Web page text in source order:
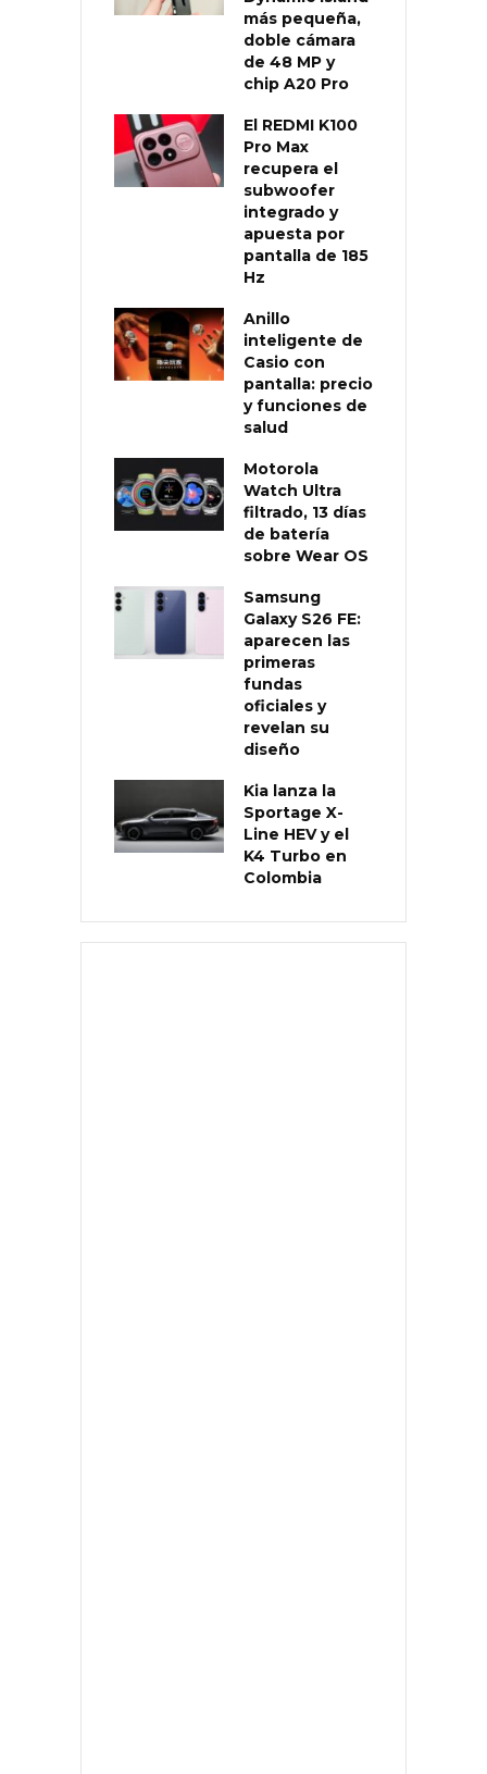
más pequeña,
doble cámara
de 48 MP y
chip A20 Pro
El REDMI K100
Pro Max
recupera el
subwoofer
integrado y
apuesta por
pantalla de 185
Hz
Anillo
inteligente de
Casio con
pantalla: precio
y funciones de
salud
Motorola
Watch Ultra
filtrado, 13 días
de batería
sobre Wear OS
Samsung
Galaxy S26 FE:
aparecen las
primeras
fundas
oficiales y
revelan su
diseño
Kia lanza la
Sportage X-
Line HEV y el
K4 Turbo en
Colombia